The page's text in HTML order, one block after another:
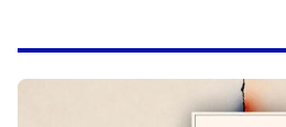
, otwiera się